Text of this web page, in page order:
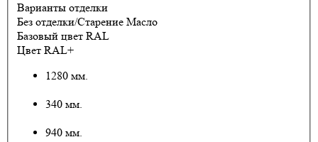
Варианты отделки
Без отделки/Старение Масло
Базовый цвет RAL
Цвет RAL+
1280 мм.
340 мм.
940 мм.